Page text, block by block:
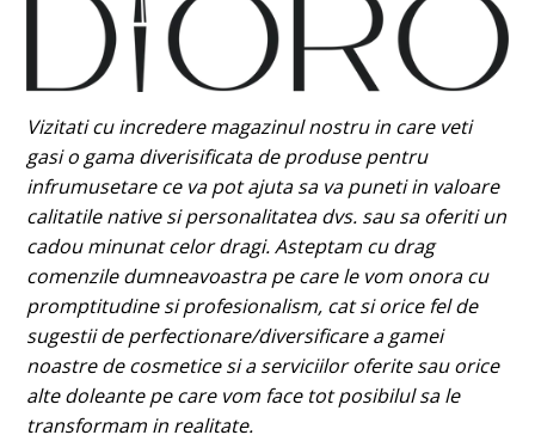
Vizitati cu incredere magazinul nostru in care veti
gasi o gama diverisificata de produse pentru
infrumusetare ce va pot ajuta sa va puneti in valoare
calitatile native si personalitatea dvs. sau sa oferiti un
cadou minunat celor dragi. Asteptam cu drag
comenzile dumneavoastra pe care le vom onora cu
promptitudine si profesionalism, cat si orice fel de
sugestii de perfectionare/diversificare a gamei
noastre de cosmetice si a serviciilor oferite sau orice
alte doleante pe care vom face tot posibilul sa le
transformam in realitate.